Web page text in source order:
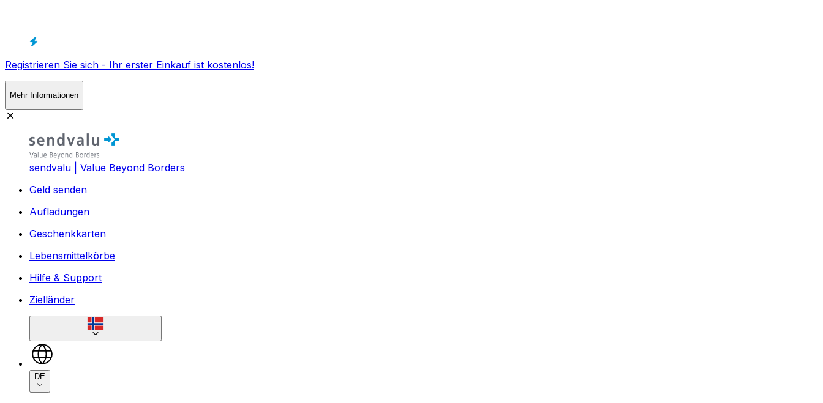
Registrieren Sie sich - Ihr erster Einkauf ist kostenlos!
Mehr Informationen
sendvalu | Value Beyond Borders
Geld senden
Aufladungen
Geschenkkarten
Lebensmittelkörbe
Hilfe & Support
Zielländer
DE